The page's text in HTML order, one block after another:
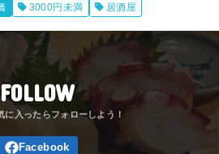
3000円未満 居酒屋
FOLLOW